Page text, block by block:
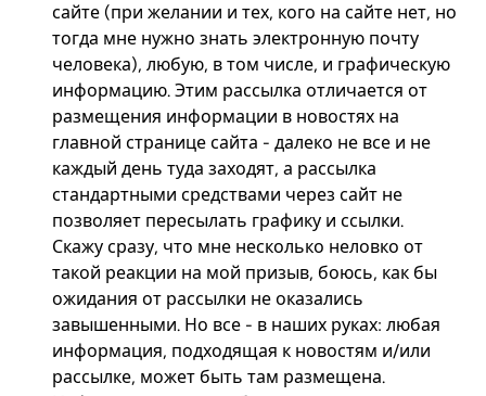
сайте (при желании и тех, кого на сайте нет, но
тогда мне нужно знать электронную почту
человека), любую, в том числе, и графическую
информацию. Этим рассылка отличается от
размещения информации в новостях на
главной странице сайта - далеко не все и не
каждый день туда заходят, а рассылка
стандартными средствами через сайт не
позволяет пересылать графику и ссылки.
Скажу сразу, что мне несколько неловко от
такой реакции на мой призыв, боюсь, как бы
ожидания от рассылки не оказались
завышенными. Но все - в наших руках: любая
информация, подходящая к новостям и/или
рассылке, может быть там размещена.